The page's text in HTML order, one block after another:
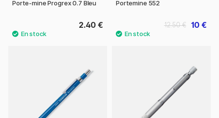
Porte-mine Progrex 0.7 Bleu
2.40 €
Portemine 552
10 €
12.50 €